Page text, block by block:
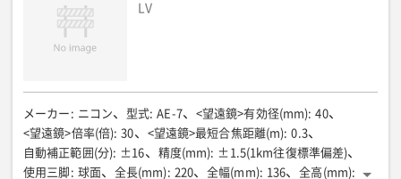
LV
メーカー : ニコン 型式: AE-7 <望遠鏡>有効径(mm): 40
<望遠鏡>倍率(倍): 30 <望遠鏡>最短合焦距離(m): 0.3
自動補正範囲(分): ±16 精度(mm): ±1.5(1km往復標準偏差)
使用三脚 : 球面 全長(mm): 220 全幅(mm): 136 全高(mm):